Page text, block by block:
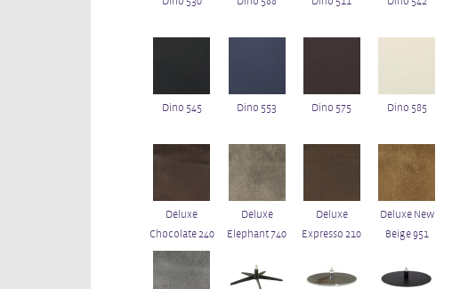
Dino 545 Dino 553 Dino 575 Dino 585
Deluxe
Chocolate 240
Deluxe
Elephant 740
Deluxe
Expresso 210
Deluxe New
Beige 951